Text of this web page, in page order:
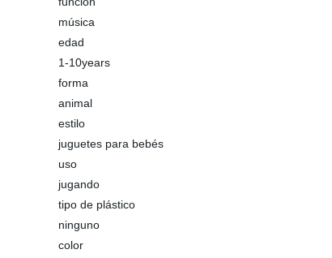
música
edad
1-10years
forma
animal
estilo
juguetes para bebés
uso
jugando
tipo de plástico
ninguno
color